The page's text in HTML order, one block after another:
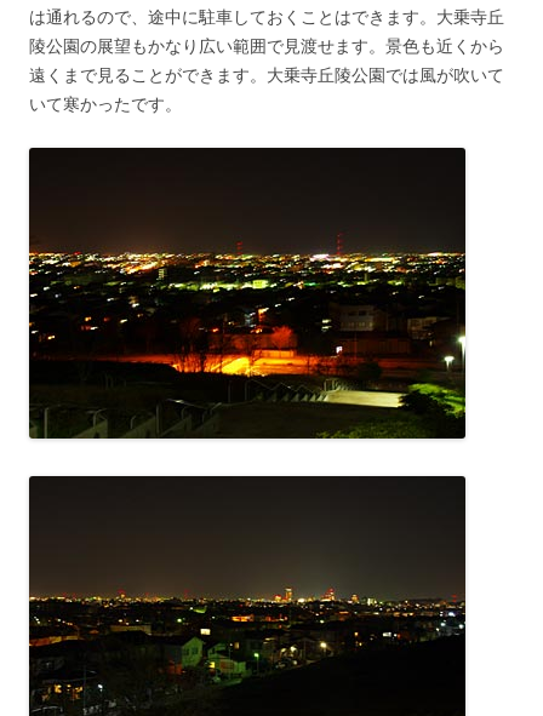
は通れるので、途中に駐車しておくことはできます。大乗寺丘
陵公園の展望もかなり広い範囲で見渡せます。景色も近くから
遠くまで見ることができます。大乗寺丘陵公園では風が吹いて
いて寒かったです。